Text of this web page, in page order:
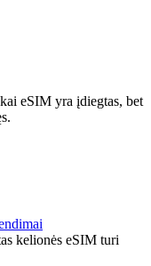
eSIM yra įdiegtas, bet
kelionės eSIM turi